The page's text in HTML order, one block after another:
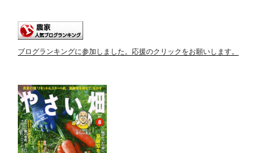
ブログランキングに参加しました。応援のクリックをお願いします。